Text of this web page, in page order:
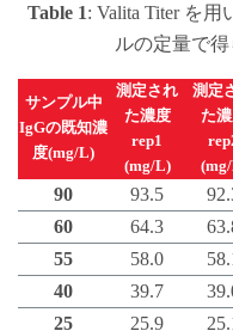
Table 1: Valita Titer を
ルの定量で
サンプル中
IgGの既知濃
度(mg/L)
測定され
た濃度
rep1
(mg/L)
測定
た
90 93.5
60
64.3
55
58.0
40
39.7
25
25.9